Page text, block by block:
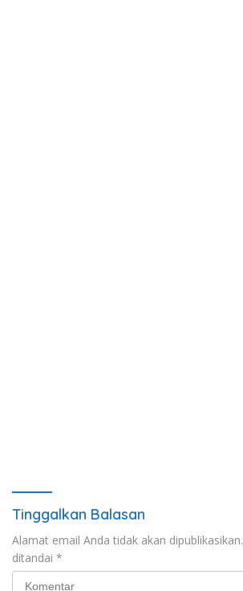
Tinggalkan Balasan
Alamat email Anda tidak akan dipublikasikan.
ditandai *